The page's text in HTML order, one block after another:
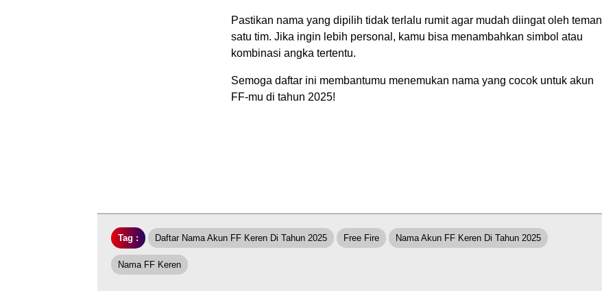
Pastikan nama yang dipilih tidak terlalu rumit agar mudah diingat oleh teman
satu tim. Jika ingin lebih personal, kamu bisa menambahkan simbol atau
kombinasi angka tertentu.
Semoga daftar ini membantumu menemukan nama yang cocok untuk akun
FF-mu di tahun 2025!
Tag : Daftar Nama Akun FF Keren Di Tahun 2025 Free Fire Nama Akun FF Keren Di Tahun 2025
Nama FF Keren